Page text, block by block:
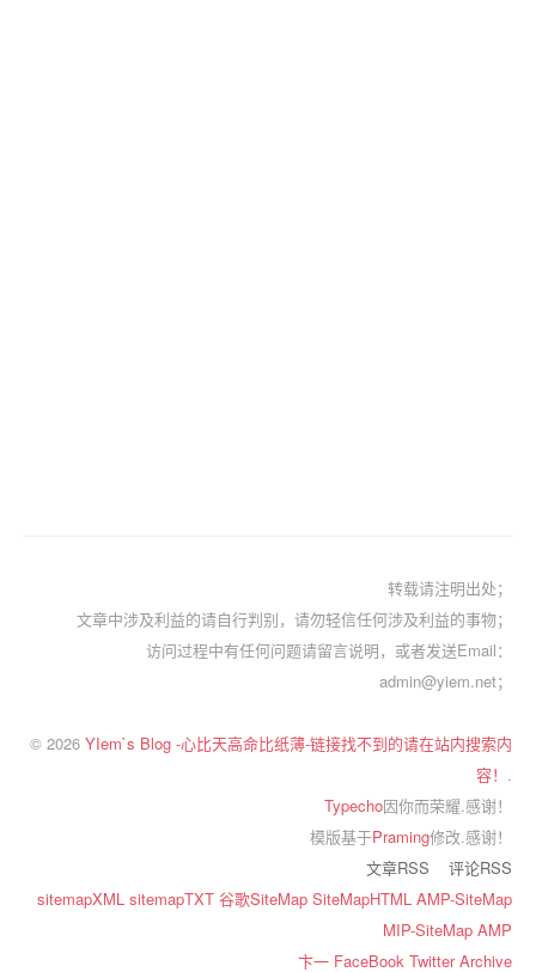
转载请注明出处；
文章中涉及利益的请自行判别，请勿轻信任何涉及利益的事物；
访问过程中有任何问题请留言说明，或者发送Email：
admin@yiem.net；
© 2026 YIem`s Blog -心比天高命比纸薄-链接找不到的请在站内搜索内
容！ .
Typecho因你而荣耀.感谢！
模版基于Praming修改.感谢！
文章RSS
评论RSS
sitemapXML sitemapTXT 谷歌SiteMap SiteMapHTML AMP-SiteMap
MIP-SiteMap AMP
卞一 FaceBook TwitterArchive